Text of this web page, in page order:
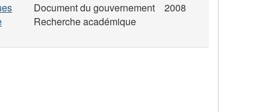
Document du gouvernement
Recherche académique
2008